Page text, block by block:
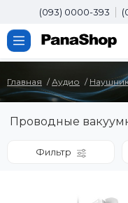
(093) 0000-393
Главная Аудио
Проводные
Фильтр